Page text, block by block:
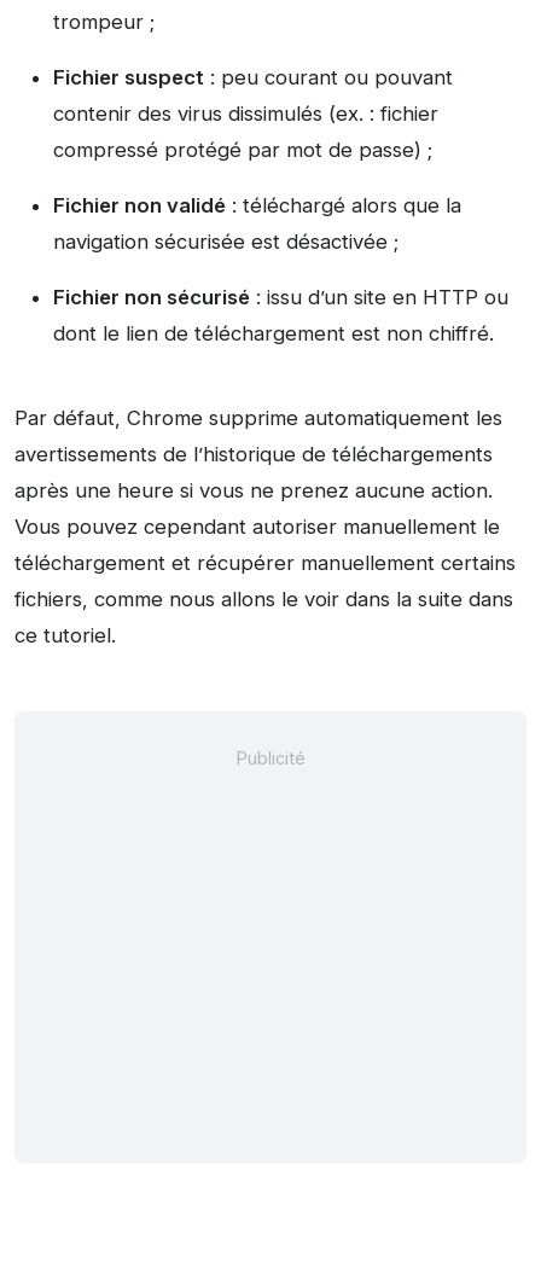
trompeur ;
Fichier suspect : peu courant ou pouvant
contenir des virus dissimulés (ex. : fichier
compressé protégé par mot de passe) ;
Fichier non validé : téléchargé alors que la
navigation sécurisée est désactivée ;
Fichier non sécurisé : issu d’un site en HTTP ou
dont le lien de téléchargement est non chiffré.
Par défaut, Chrome supprime automatiquement les
avertissements de l’historique de téléchargements
après une heure si vous ne prenez aucune action.
Vous pouvez cependant autoriser manuellement le
téléchargement et récupérer manuellement certains
fichiers, comme nous allons le voir dans la suite dans
ce tutoriel.